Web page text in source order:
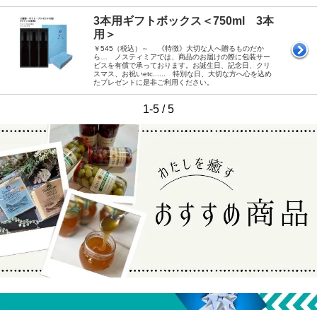
3本用ギフトボックス＜750ml 3本
用＞
￥545（税込）～ 《特徴》大切な人へ贈るものだか
ら… ノスティミアでは、商品のお届けの際に包装サー
ビスを有償で承っております。お誕生日、記念日、クリ
スマス、お祝いetc...... 特別な日、大切な方へ心を込め
たプレゼントに是非ご利用ください。
1-5 / 5